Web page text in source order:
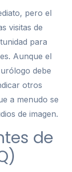
pero el
visitas de
para
Aunque el
debe
otros
a menudo se
de imagen.
de